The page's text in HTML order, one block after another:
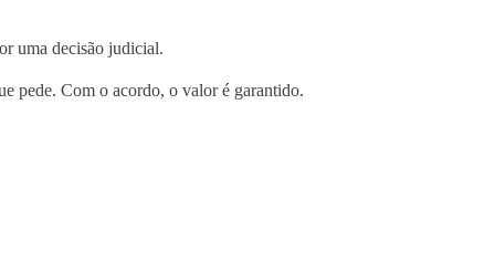
uma decisão judicial.
pede. Com o acordo, o valor é garantido.